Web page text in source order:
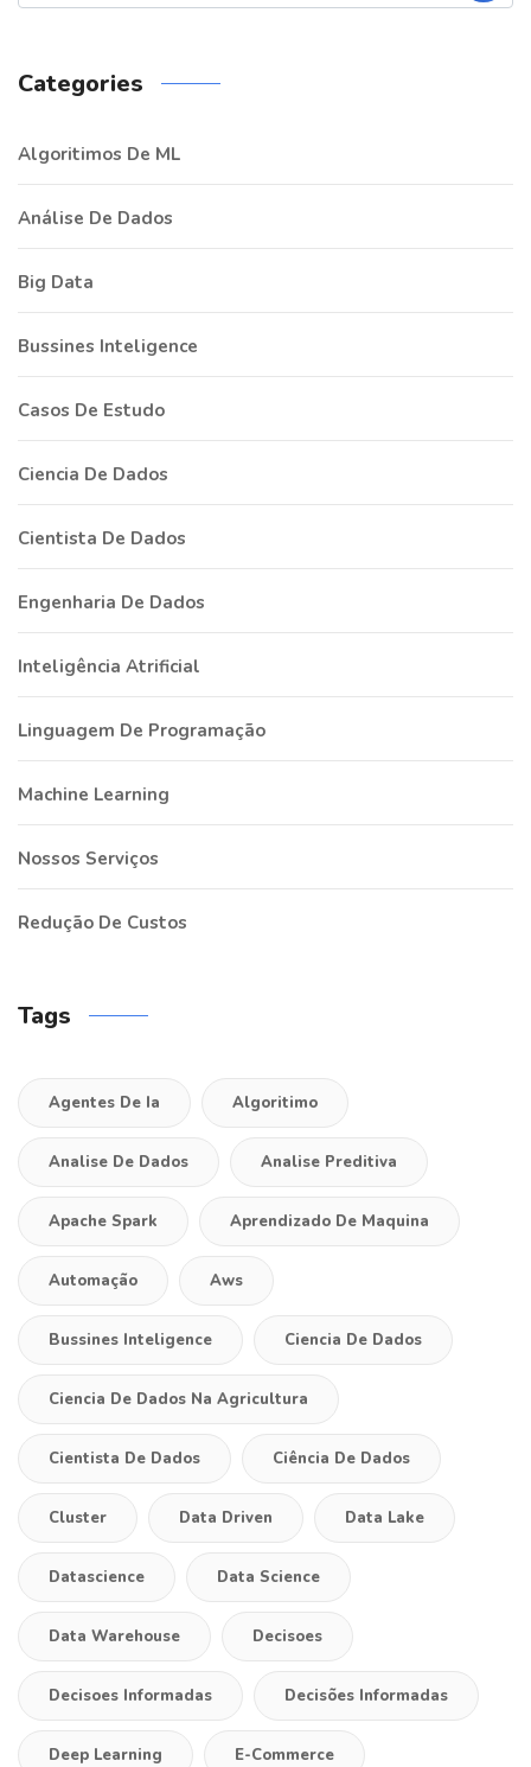
Categories
Algoritimos De ML
Análise De Dados
Big Data
Bussines Inteligence
Casos De Estudo
Ciencia De Dados
Cientista De Dados
Engenharia De Dados
Inteligência Atrificial
Linguagem De Programação
Machine Learning
Nossos Serviços
Redução De Custos
Tags
Agentes De Ia Algoritimo
Analise De Dados Analise Preditiva
Apache Spark Aprendizado De Maquina
Automação Aws
Bussines Inteligence Ciencia De Dados
Ciencia De Dados Na Agricultura
Cientista De Dados Ciência De Dados
Cluster Data Driven Data Lake
Datascience Data Science
Data Warehouse Decisoes
Decisoes Informadas Decisões Informadas
Deep Learning E-Commerce